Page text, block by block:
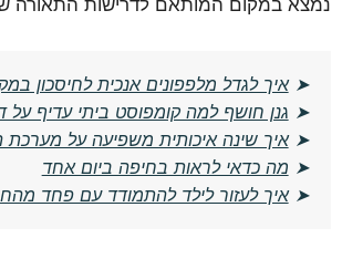
נמצא במקום המותאם לדרישות התאורה
➤איך לגדל מלפפונים אנכית לחיסכון
➤ גנן חושף למה קומפוסט ביתי עדיף על
➤איך שינה איכותית משפיעה על מערכת
➤ מה כדאי לראות בחיפה ביום אחד
➤איך לעזור לילד להתמודד עם פחד